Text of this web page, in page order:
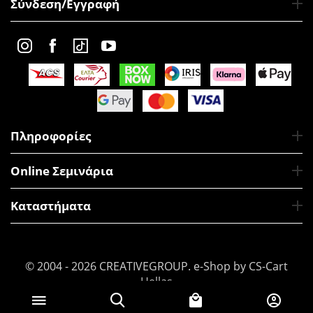
Σύνδεση/Εγγραφή
Πληροφορίες
Online Σεμινάρια
Καταστήματα
© 2004 - 2026 CREATIVEGROUP. e-Shop by CS-Cart
Hellas
50 Προσθήκη στο Καλάθι